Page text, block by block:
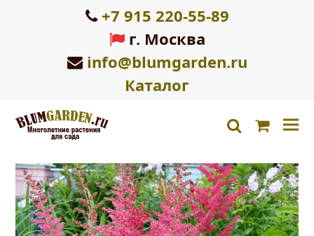
+7 915 220-55-89
г. Москва
info@blumgarden.ru
Каталог
search